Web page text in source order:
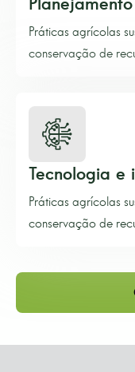
Práticas agrícolas
conservação de
Tecnologia
Práticas agrícolas
conservação de